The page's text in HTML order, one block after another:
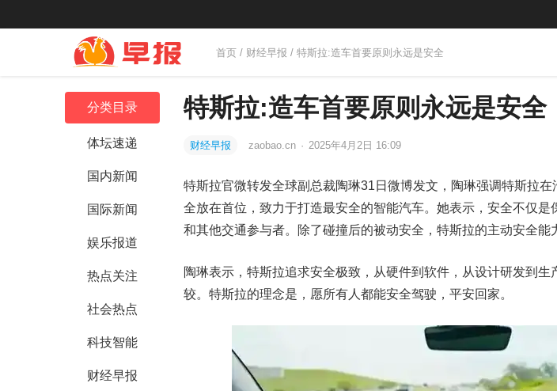
首页 / 财经早报 / 特斯拉:造车首要原则永远是安全
分类目录
体坛速递
国内新闻
国际新闻
娱乐报道
热点关注
社会热点
科技智能
财经早报
特斯拉:造车首要原则永远是安全
财经早报 zaobao.cn · 2025年4月2日 16:09
特斯拉官微转发全球副总裁陶琳31日微博发文，陶琳强调特斯拉
全放在首位，致力于打造最安全的智能汽车。她表示，安全不仅是
和其他交通参与者。除了碰撞后的被动安全，特斯拉的主动安全能
陶琳表示，特斯拉追求安全极致，从硬件到软件，从设计研发到生
较。特斯拉的理念是，愿所有人都能安全驾驶，平安回家。